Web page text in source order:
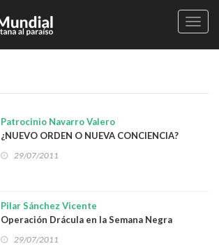
Patrocinio Navarro Valero
¿NUEVO ORDEN O NUEVA CONCIENCIA?
29/07/2011
Pilar Sánchez Vicente
Operación Drácula en la Semana Negra
29/07/2011